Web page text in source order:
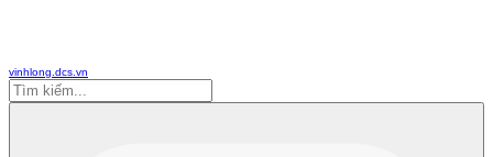
vinhlong.dcs.vn